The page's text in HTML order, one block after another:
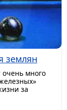
землян
много
за